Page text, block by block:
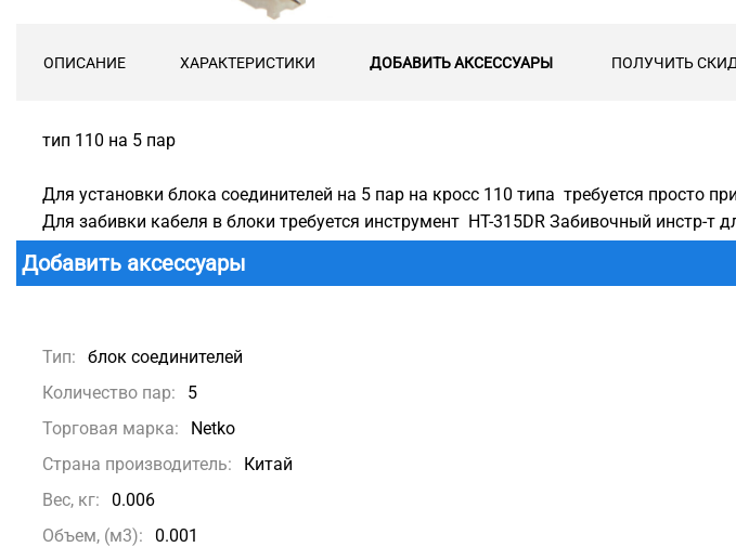
ОПИСАНИЕ ХАРАКТЕРИСТИКИ ДОБАВИТЬ АКСЕССУАРЫ ПОЛУЧИТЬ
тип 110 на 5 пар
Для установки блока соединителей на 5 пар на кросс 110 типа требуется просто
Для забивки кабеля в блоки требуется инструмент HT-315DR Забивочный инстр-т
Добавить аксессуары
Тип:
блок соединителей
Количество пар:
5
Торговая марка:
Netko
Страна производитель:
Китай
Вес, кг:
0.006
Объем, (м3):
0.001